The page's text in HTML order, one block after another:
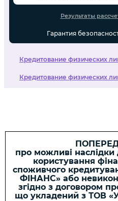
Результаты
Гарантия
Кредитование физических
Кредитование физических
про можливі наслідки
користування
споживчого
ФІНАНС» або
згідно з договором
що укладений з ТОВ